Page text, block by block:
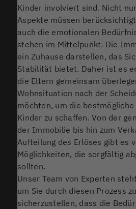
Kinder involviert sind. Nicht
Aspekte müssen
auch die emotionalen
stehen im Mittelpunkt. Die
ein Zuhause darstellen, das
Stabilität bietet. Daher ist es
die Eltern gemeinsam
Wohnsituation nach der
möchten, um die
Kinder zu schaffen. Von der
der Immobilie bis hin zum
Aufteilung des Erlöses gibt es
Möglichkeiten, die sorgfältig
sollten.
Unser Team von Experten
um Sie durch diesen Prozess
sicherzustellen, dass die